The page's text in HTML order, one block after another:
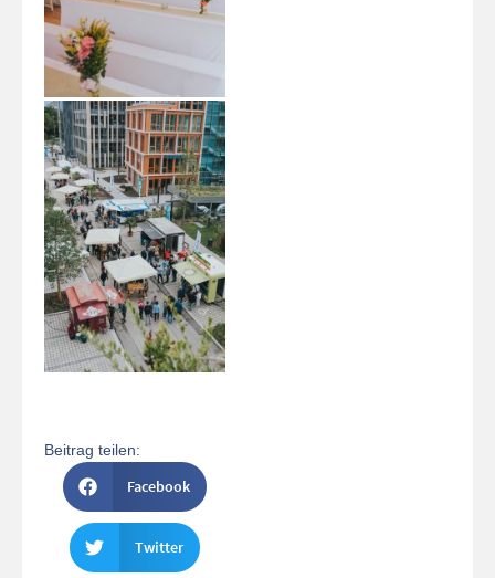
Beitrag teilen:
Facebook
Twitter